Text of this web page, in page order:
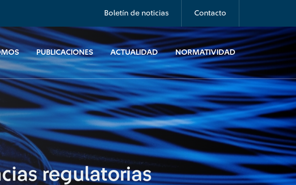
Boletín de noticias Contacto
PUBLICACIONES ACTUALIDAD NORMATIVIDAD
regulatorias